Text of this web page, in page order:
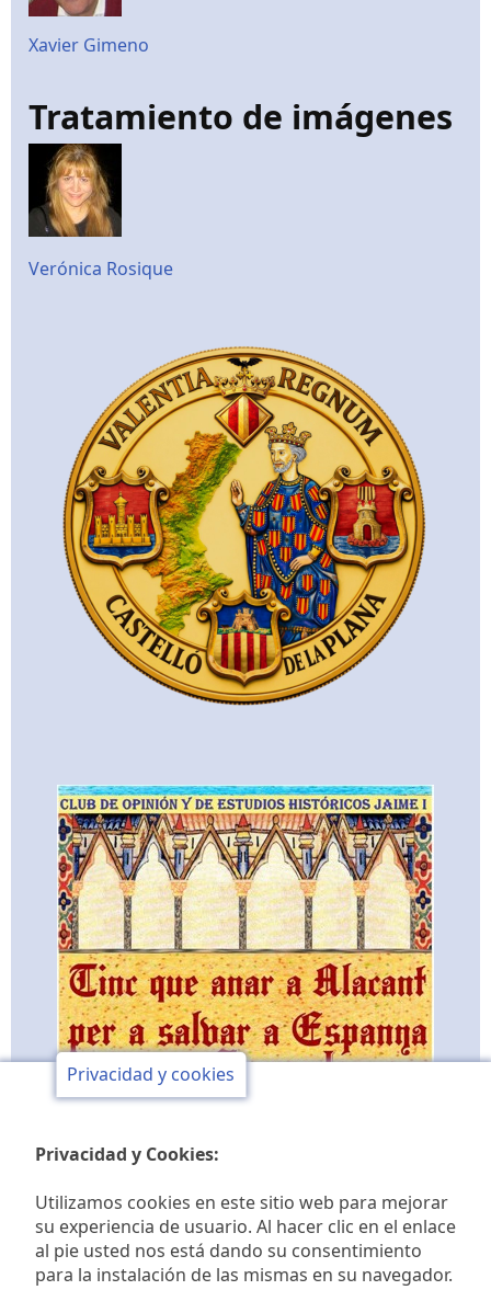
Xavier Gimeno
Tratamiento de imágenes
Verónica Rosique
Club de opinión y de
Privacidad y cookies
Privacidad y Cookies:
Utilizamos cookies en este sitio web para mejorar
su experiencia de usuario. Al hacer clic en el enlace
al pie usted nos está dando su consentimiento
para la instalación de las mismas en su navegador.